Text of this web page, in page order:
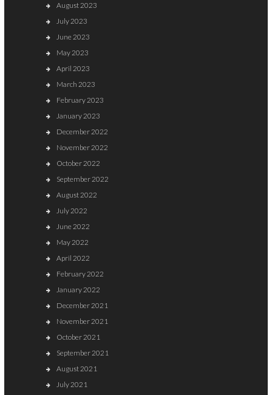
August 2023
July 2023
June 2023
May 2023
April 2023
March 2023
February 2023
January 2023
December 2022
November 2022
October 2022
September 2022
August 2022
July 2022
June 2022
May 2022
April 2022
February 2022
January 2022
December 2021
November 2021
October 2021
September 2021
August 2021
July 2021